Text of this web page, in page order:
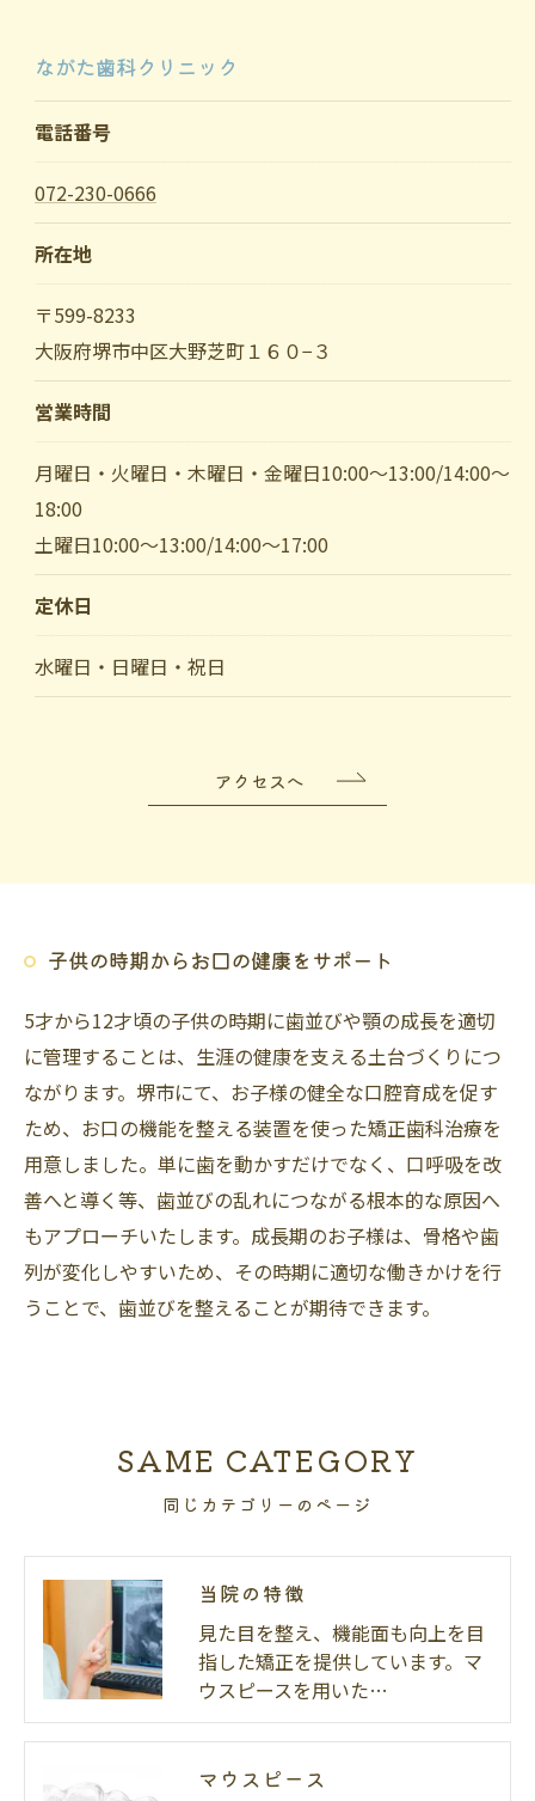
ながた歯科クリニック
電話番号
072-230-0666
所在地
〒599-8233
大阪府堺市中区大野芝町１６０−３
営業時間
月曜日・火曜日・木曜日・金曜日10:00～13:00/14:00～
18:00
土曜日10:00～13:00/14:00～17:00
定休日
水曜日・日曜日・祝日
アクセスへ
子供の時期からお口の健康をサポート
5才から12才頃の子供の時期に歯並びや顎の成長を適切
に管理することは、生涯の健康を支える土台づくりにつ
ながります。堺市にて、お子様の健全な口腔育成を促す
ため、お口の機能を整える装置を使った矯正歯科治療を
用意しました。単に歯を動かすだけでなく、口呼吸を改
善へと導く等、歯並びの乱れにつながる根本的な原因へ
もアプローチいたします。成長期のお子様は、骨格や歯
列が変化しやすいため、その時期に適切な働きかけを行
うことで、歯並びを整えることが期待できます。
同じカテゴリーのページ
SAME CATEGORY
当院の特徴
見た目を整え、機能面も向上を目
指した矯正を提供しています。マ
ウスピースを用いた…
マウスピース